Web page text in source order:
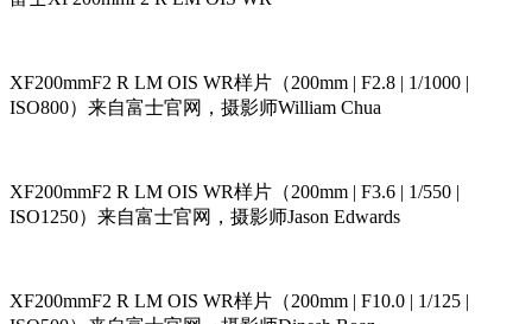
XF200mmF2 R LM OIS WR样片（200mm | F2.8 | 1/1000 |
ISO800）来自富士官网，摄影师William Chua
XF200mmF2 R LM OIS WR样片（200mm | F3.6 | 1/550 |
ISO1250）来自富士官网，摄影师Jason Edwards
XF200mmF2 R LM OIS WR样片（200mm | F10.0 | 1/125 |